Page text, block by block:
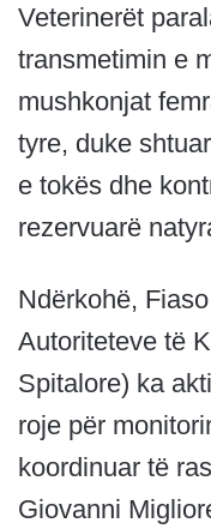
Veterinerët
transmetimin e
mushkonjat
tyre, duke
e tokës dhe
rezervuarë
Ndërkohë,
Autoriteteve të
Spitalore) ka
roje për
koordinuar të
Giovanni